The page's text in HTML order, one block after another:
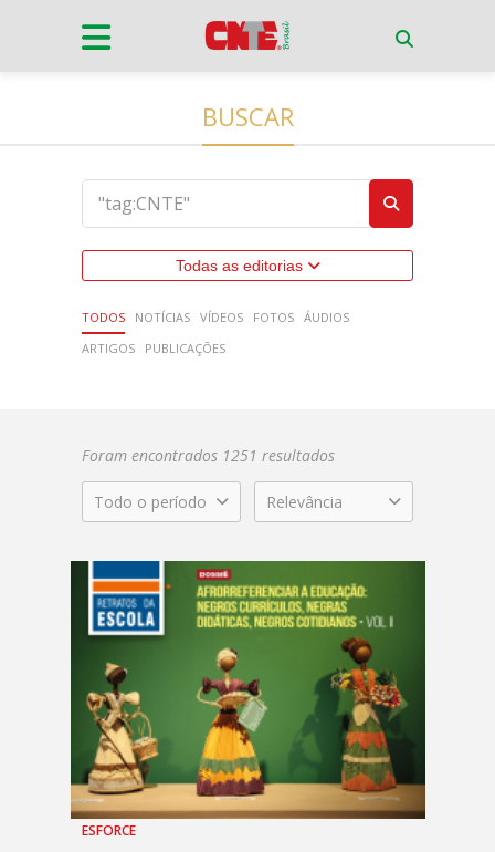
BUSCAR
Todas as editorias
TODOS NOTÍCIAS VÍDEOS FOTOS ÁUDIOS
ARTIGOS
PUBLICAÇÕES
Foram encontrados 1251 resultados
Todo o período Relevância
ESFORCE